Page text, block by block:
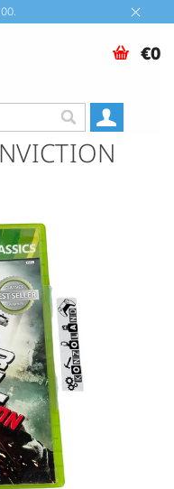
€0